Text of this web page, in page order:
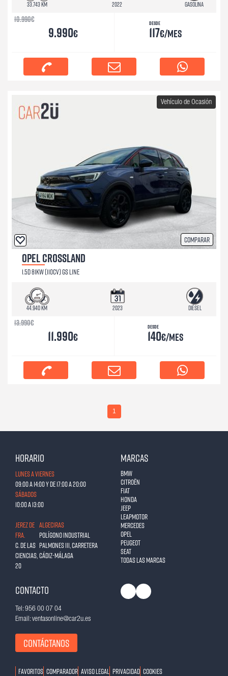
33.743 km 2022 Gasolina
10.990€
9.990€
Desde
117€/mes
Comparar
Vehículo de Ocasión
OPEL CROSSLAND
1.5D 81KW (110CV) GS LINE
44.940 km 2023 Diésel
13.990€
11.990€
Desde
140€/mes
1
Horario
Lunes a Viernes
09:00 a 14:00 y de 17:00 a 20:00
Sábados
10:00 a 13:00
JEREZ DE
FRA.
C. de las
Ciencias,
20
ALGECIRAS
Polígono Industrial
Palmones III, Carretera
Cádiz-Málaga
Marcas
BMW
Citroën
Fiat
Honda
Jeep
Leapmotor
Mercedes
Opel
Peugeot
Seat
Todas las marcas
Contacto
Tel: 956 00 07 04
Email: ventasonline@car2u.es
Contáctanos
Favoritos Comparador Aviso legal Privacidad Cookies